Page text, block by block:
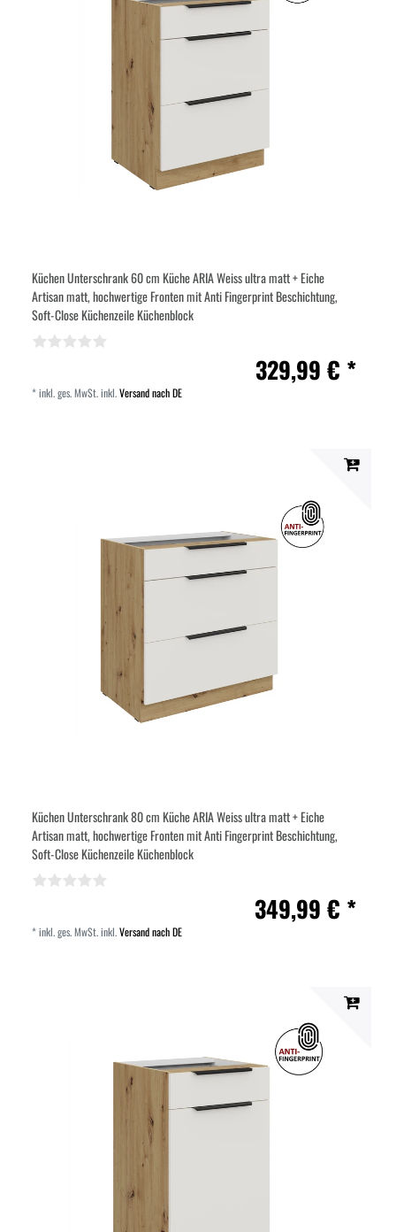
Küchen Unterschrank 60 cm Küche ARIA Weiss ultra matt + Eiche
Artisan matt, hochwertige Fronten mit Anti Fingerprint Beschichtung,
Soft-Close Küchenzeile Küchenblock
329,99 € *
*inkl. ges. MwSt.inkl.Versand nach DE
Küchen Unterschrank 80 cm Küche ARIA Weiss ultra matt + Eiche
Artisan matt, hochwertige Fronten mit Anti Fingerprint Beschichtung,
Soft-Close Küchenzeile Küchenblock
349,99 € *
*inkl. ges. MwSt.inkl.Versand nach DE